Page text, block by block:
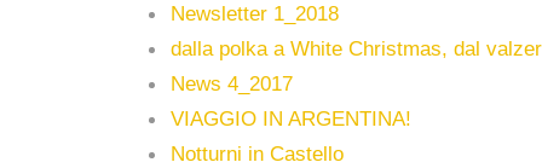
Newsletter 1_2018
dalla polka a White Christmas, dal
News 4_2017
VIAGGIO IN ARGENTINA!
Notturni in Castello